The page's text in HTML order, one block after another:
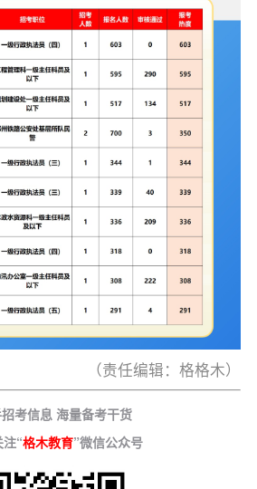
（责任编辑：格格木）
考信息 海量备考干货
“格木教育”微信公众号